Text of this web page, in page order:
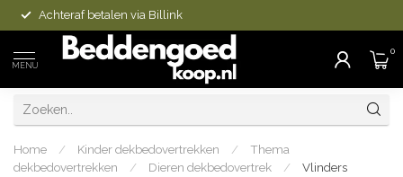
Achteraf betalen via Billink
MENU
0
Home / Kinder dekbedovertrekken /
Thema
dekbedovertrekken
/ Dieren dekbedovertrek / Vlinders